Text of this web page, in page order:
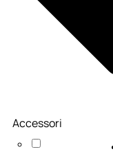
Accessori